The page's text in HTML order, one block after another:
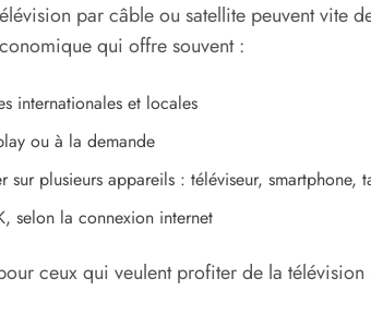
par câble ou satellite peuvent vite
qui offre souvent :
internationales et locales
ou à la demande
sur plusieurs appareils : téléviseur, smartphone,
selon la connexion internet
ceux qui veulent profiter de la